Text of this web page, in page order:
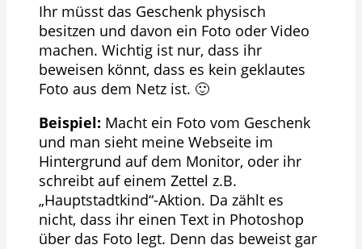
Ihr müsst das Geschenk physisch
besitzen und davon ein Foto oder Video
machen. Wichtig ist nur, dass ihr
beweisen könnt, dass es kein geklautes
Foto aus dem Netz ist. 🙂
Beispiel: Macht ein Foto vom Geschenk
und man sieht meine Webseite im
Hintergrund auf dem Monitor, oder ihr
schreibt auf einem Zettel z.B.
„Hauptstadtkind“-Aktion. Da zählt es
nicht, dass ihr einen Text in Photoshop
über das Foto legt. Denn das beweist gar